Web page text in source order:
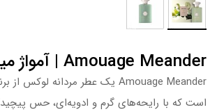
Amouage Meander | آمواژ میندر
است که با رایحه‌های گرم و ادویه‌ای، حس